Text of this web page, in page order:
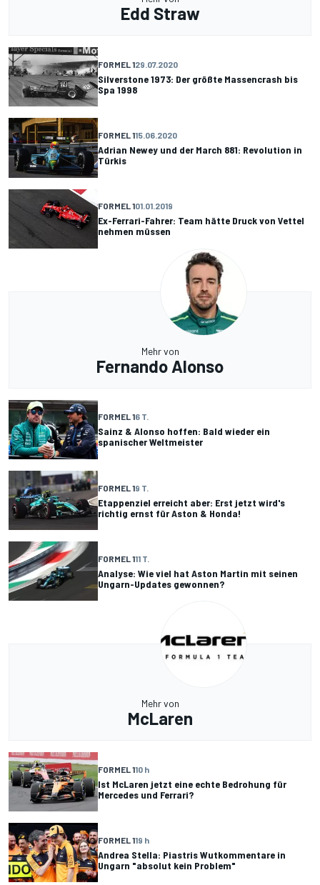
Edd Straw
FORMEL 129.07.2020
Silverstone 1973: Der größte Massencrash bis
Spa 1998
FORMEL 115.06.2020
Adrian Newey und der March 881: Revolution in
Türkis
FORMEL 101.01.2019
Ex-Ferrari-Fahrer: Team hätte Druck von Vettel
nehmen müssen
Mehr von
Fernando Alonso
FORMEL 16 T.
Sainz & Alonso hoffen: Bald wieder ein
spanischer Weltmeister
FORMEL 19 T.
Etappenziel erreicht aber: Erst jetzt wird's
richtig ernst für Aston & Honda!
FORMEL 111 T.
Analyse: Wie viel hat Aston Martin mit seinen
Ungarn-Updates gewonnen?
Mehr von
McLaren
FORMEL 110 h
Ist McLaren jetzt eine echte Bedrohung für
Mercedes und Ferrari?
FORMEL 119 h
Andrea Stella: Piastris Wutkommentare in
Ungarn "absolut kein Problem"